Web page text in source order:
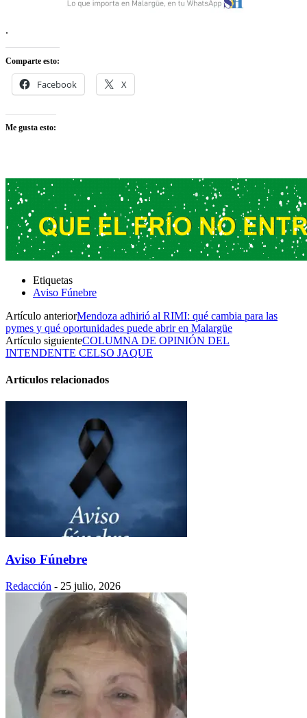
.
Comparte esto:
Facebook X
Me gusta esto:
Etiquetas
Aviso Fúnebre
Artículo anteriorMendoza adhirió al RIMI: qué cambia para las
pymes y qué oportunidades puede abrir en Malargüe
Artículo siguienteCOLUMNA DE OPINIÓN DEL
INTENDENTE CELSO JAQUE
Artículos relacionados
Aviso Fúnebre
Redacción - 25 julio, 2026